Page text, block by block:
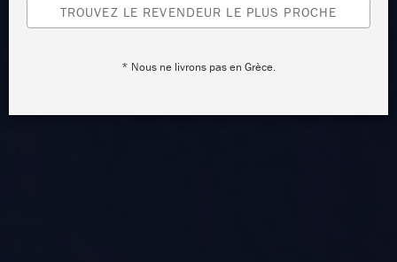
TROUVEZ LE REVENDEUR LE PLUS PROCHE
* Nous ne livrons pas en Grèce.